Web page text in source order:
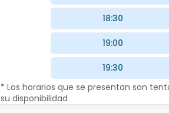
18:30
19:00
19:30
* Los horarios que se presentan son
su disponibilidad